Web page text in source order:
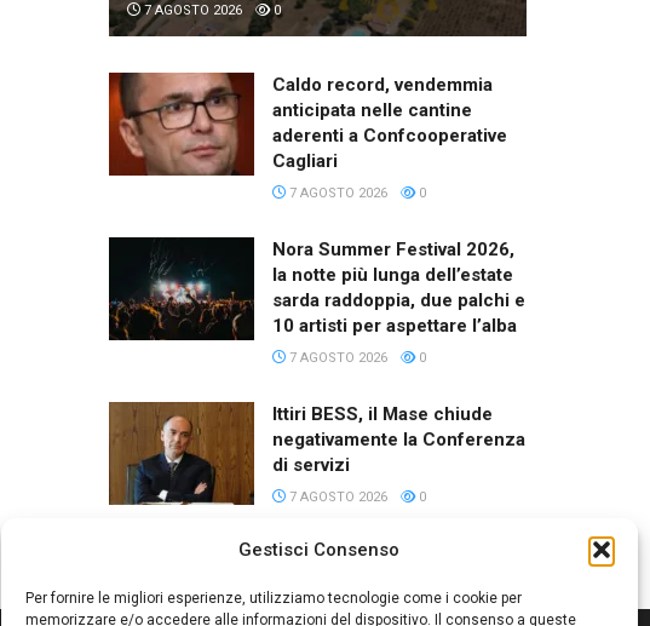
Gestisci Consenso
Per fornire le migliori esperienze, utilizziamo tecnologie come i cookie per
memorizzare e/o accedere alle informazioni del dispositivo. Il consenso a queste
7 AGOSTO 2026 0
Caldo record, vendemmia
anticipata nelle cantine
aderenti a Confcooperative
Cagliari
7 AGOSTO 2026 0
Nora Summer Festival 2026,
la notte più lunga dell’estate
sarda raddoppia, due palchi e
10 artisti per aspettare l’alba
7 AGOSTO 2026 0
Ittiri BESS, il Mase chiude
negativamente la Conferenza
di servizi
7 AGOSTO 2026 0